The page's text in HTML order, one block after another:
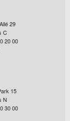
29
C
20 00
15
N
30 00